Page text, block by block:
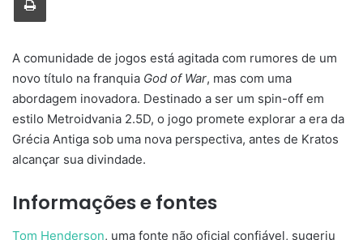
A comunidade de jogos está agitada com rumores de um
novo título na franquia God of War, mas com uma
abordagem inovadora. Destinado a ser um spin-off em
estilo Metroidvania 2.5D, o jogo promete explorar a era da
Grécia Antiga sob uma nova perspectiva, antes de Kratos
alcançar sua divindade.
Informações e fontes
Tom Henderson, uma fonte não oficial confiável, sugeriu